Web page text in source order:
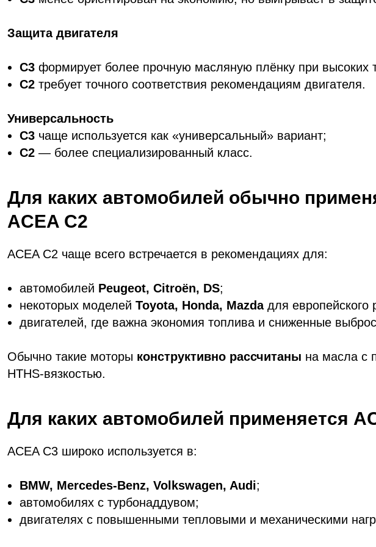
Защита двигателя
C3 формирует более прочную масляную плёнку при высоких
C2 требует точного соответствия рекомендациям двигателя.
Универсальность
C3 чаще используется как «универсальный» вариант;
C2 — более специализированный класс.
Для каких автомобилей обычно
ACEA C2
ACEA C2 чаще всего встречается в рекомендациях для:
автомобилей Peugeot, Citroën, DS;
некоторых моделей Toyota, Honda, Mazdaдля европейского
двигателей, где важна экономия топлива и сниженные
Обычно такие моторы конструктивно рассчитаны на масла с
HTHS-вязкостью.
Для каких автомобилей применяется
ACEA C3 широко используется в:
BMW, Mercedes-Benz, Volkswagen, Audi;
автомобилях с турбонаддувом;
двигателях с повышенными тепловыми и механическими